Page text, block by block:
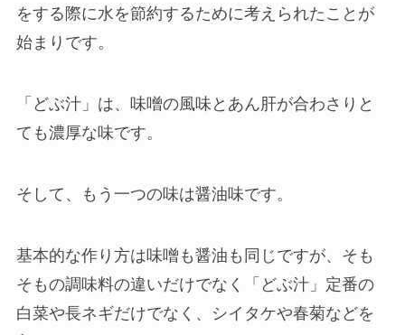
をする際に水を節約するために考えられたことが
始まりです。
「どぶ汁」は、味噌の風味とあん肝が合わさりと
ても濃厚な味です。
そして、もう一つの味は醤油味です。
基本的な作り方は味噌も醤油も同じですが、そも
そもの調味料の違いだけでなく「どぶ汁」定番の
白菜や長ネギだけでなく、シイタケや春菊などを